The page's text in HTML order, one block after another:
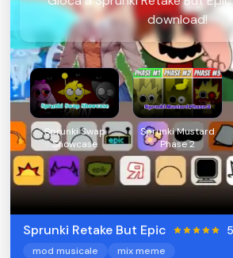
download!
Sprunki Swap
Showcase
Sprunki Mustard
Phase 2
Sprunki Retake But Epic
mod musicale
mix meme